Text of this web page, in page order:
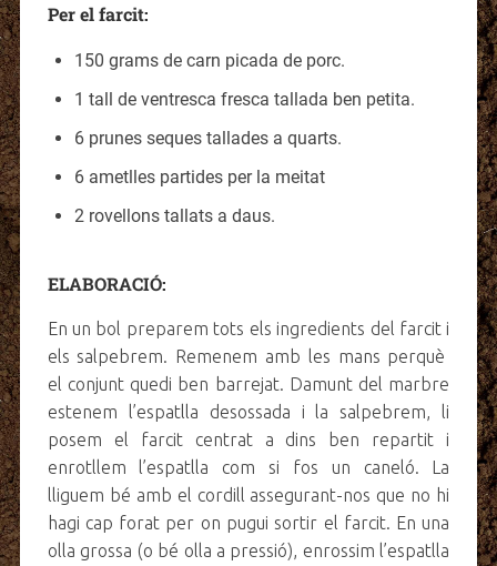
Per el farcit:
150 grams de carn picada de porc.
1 tall de ventresca fresca tallada ben petita.
6 prunes seques tallades a quarts.
6 ametlles partides per la meitat
2 rovellons tallats a daus.
ELABORACIÓ:
En un bol preparem tots els ingredients del farcit i
els salpebrem. Remenem amb les mans perquè
el conjunt quedi ben barrejat. Damunt del marbre
estenem l’espatlla desossada i la salpebrem, li
posem el farcit centrat a dins ben repartit i
enrotllem l’espatlla com si fos un caneló. La
lliguem bé amb el cordill assegurant-nos que no hi
hagi cap forat per on pugui sortir el farcit. En una
olla grossa (o bé olla a pressió), enrossim l’espatlla